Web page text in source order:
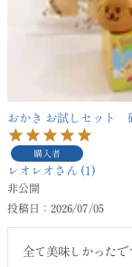
おかき お試しセット
購入者
レオレオ 1
非公開
投稿日
2026/07/05
全て美味しかったで